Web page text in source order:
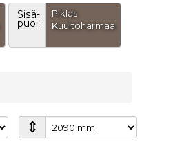
Sisä-
puoli
Piklas
Kuultoharmaa
⇕